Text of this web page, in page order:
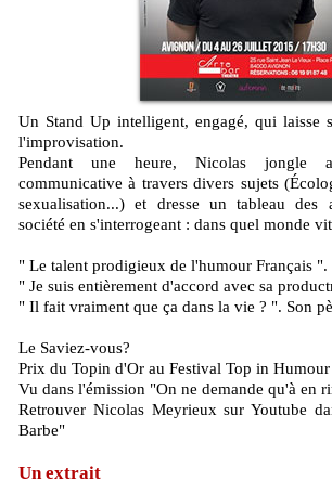
Un Stand Up intelligent, engagé, qui laisse sa place au rire et à
l'improvisation.
Pendant une heure, Nicolas jongle
communicative à travers divers sujets
sexualisation...) et dresse un tableau des
société en s'interrogeant : dans quel monde
" Le talent prodigieux de l'humour Français ".
" Je suis entièrement d'accord avec sa
" Il fait vraiment que ça dans la vie ? ". Son
Le Saviez-vous?
Prix du Topin d'Or au Festival Top in
Vu dans l'émission "On ne demande qu'à en
Retrouver Nicolas Meyrieux sur Youtube
Barbe"
Un extrait